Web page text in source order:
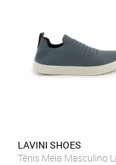
LAVINI SHOES
Tênis Meia Masculino